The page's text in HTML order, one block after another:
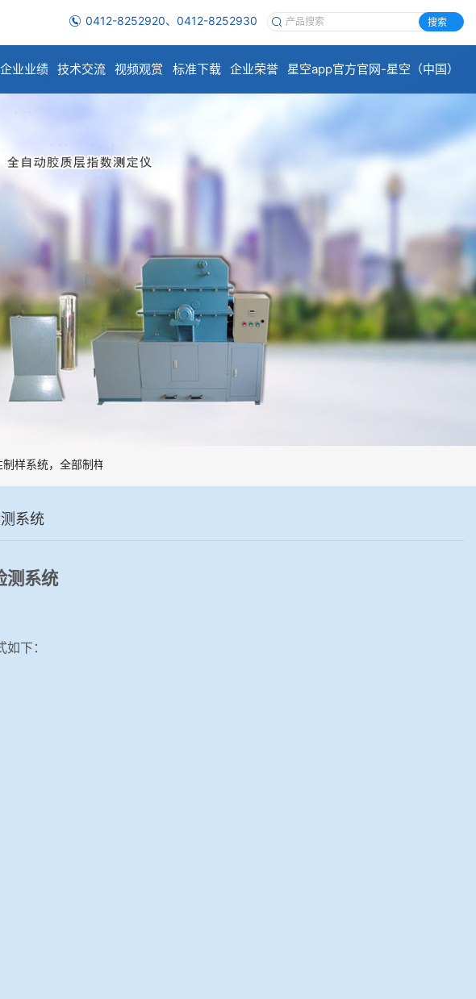
0412-8252920、0412-8252930 搜索
企业业绩 技术交流 视频观赏 标准下载 企业荣誉 星空app官方官网-星空（中国）
系统，全部制样过程机械化操作，没有人为误差，焦球形状与人工制焦球法一致或优于人工制
系统
测系统
下：